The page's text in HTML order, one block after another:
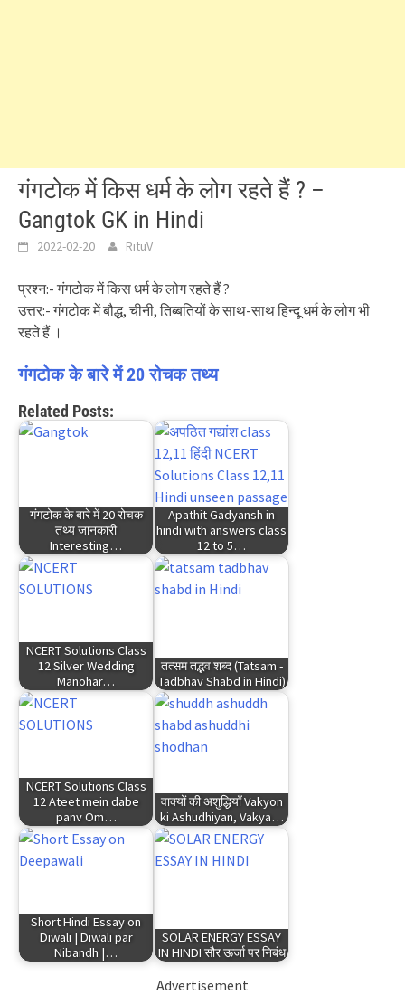
गंगटोक में किस धर्म के लोग रहते हैं ? –
Gangtok GK in Hindi
2022-02-20 RituV
प्रश्न:- गंगटोक में किस धर्म के लोग रहते हैं ?
उत्तर:- गंगटोक में बौद्ध, चीनी, तिब्बतियों के साथ-साथ हिन्दू धर्म के लोग भी
रहते हैं ।
गंगटोक के बारे में 20 रोचक तथ्य
Related Posts:
गंगटोक के बारे में 20 रोचक
तथ्य जानकारी
Interesting…
Apathit Gadyansh in
hindi with answers class
12 to 5…
NCERT Solutions Class
12 Silver Wedding
Manohar…
तत्सम तद्भव शब्द (Tatsam -
Tadbhav Shabd in Hindi)
NCERT Solutions Class
12 Ateet mein dabe
panv Om…
वाक्यों की अशुद्धियाँ Vakyon
ki Ashudhiyan, Vakya…
Short Hindi Essay on
Diwali | Diwali par
Nibandh |…
SOLAR ENERGY ESSAY
IN HINDI सौर ऊर्जा पर निबंध
Advertisement